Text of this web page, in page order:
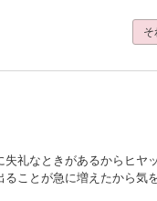
そ
失礼なときがあるからヒ
ることが急に増えたから気